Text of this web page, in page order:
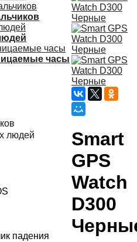
часы
людей
падения
Smart
GPS
Watch
D300